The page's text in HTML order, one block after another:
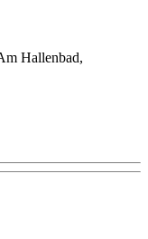
Hallenbad,